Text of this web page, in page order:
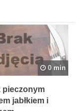
0 min
pieczonym
jabłkiem i